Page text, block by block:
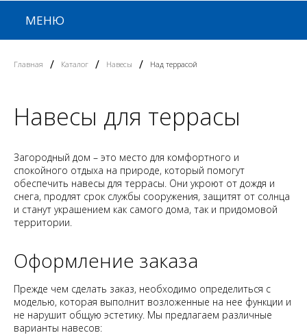
МЕНЮ
Главная / Каталог / Навесы / Над террасой
Навесы для террасы
Загородный дом – это место для комфортного и
спокойного отдыха на природе, который помогут
обеспечить навесы для террасы. Они укроют от дождя и
снега, продлят срок службы сооружения, защитят от солнца
и станут украшением как самого дома, так и придомовой
территории.
Оформление заказа
Прежде чем сделать заказ, необходимо определиться с
моделью, которая выполнит возложенные на нее функции и
не нарушит общую эстетику. Мы предлагаем различные
варианты навесов: